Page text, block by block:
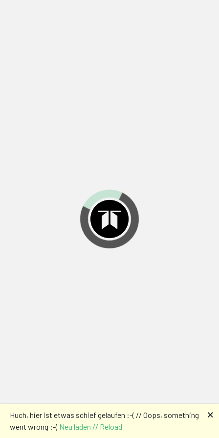
Huch, hier ist etwas schief gelaufen :-( // Oops, something
went wrong :-( Neu laden // Reload
🗙